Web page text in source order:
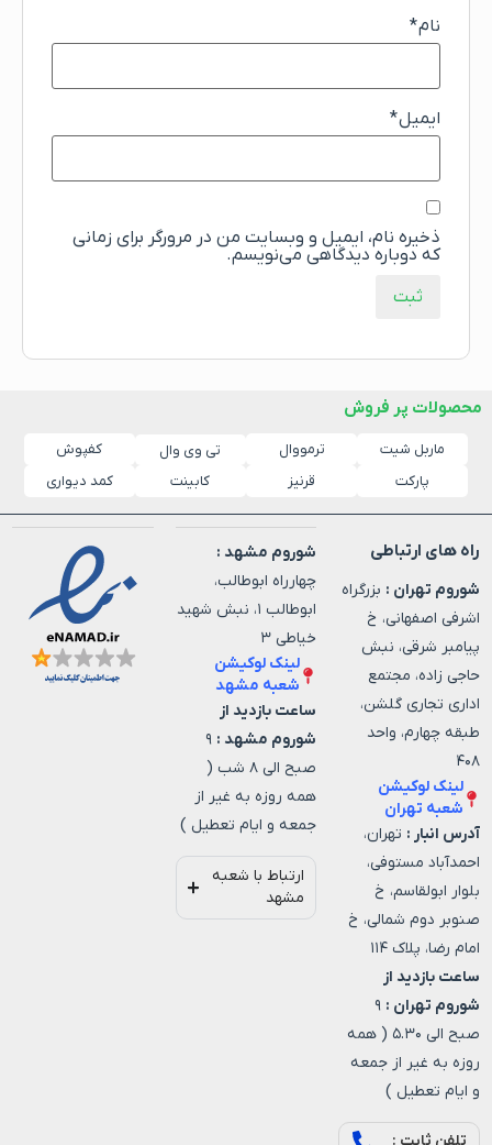
نام*
ایمیل*
ذخیره نام، ایمیل و وبسایت من در مرورگر برای زمانی
که دوباره دیدگاهی می‌نویسم.
محصولات پر فروش
ماربل شیت ترمووال تی وی وال
کفپوش
پارکت
قرنیز کابینت کمد دیواری
راه های ارتباطی
شوروم تهران : بزرگراه
اشرفی اصفهانی، خ
پیامبر شرقی، نبش
حاجی زاده، مجتمع
اداری تجاری گلشن،
طبقه چهارم، واحد
۴۰۸
لینک لوکیشن
شعبه تهران
آدرس انبار : تهران،
احمدآباد مستوفی،
بلوار ابولقاسم، خ
صنوبر دوم شمالی، خ
امام رضا، پلاک ۱۱۴
ساعت بازدید از
شوروم تهران : ۹
صبح الی ۵.۳۰ ( همه
روزه به غیر از جمعه
و ایام تعطیل )
شوروم مشهد :
چهارراه ابوطالب،
ابوطالب ۱، نبش شهید
خیاطی ۳
لینک لوکیشن
شعبه مشهد
ساعت بازدید از
شوروم مشهد : ۹
صبح الی ۸ شب (
همه روزه به غیر از
جمعه و ایام تعطیل )
ارتباط با شعبه
مشهد